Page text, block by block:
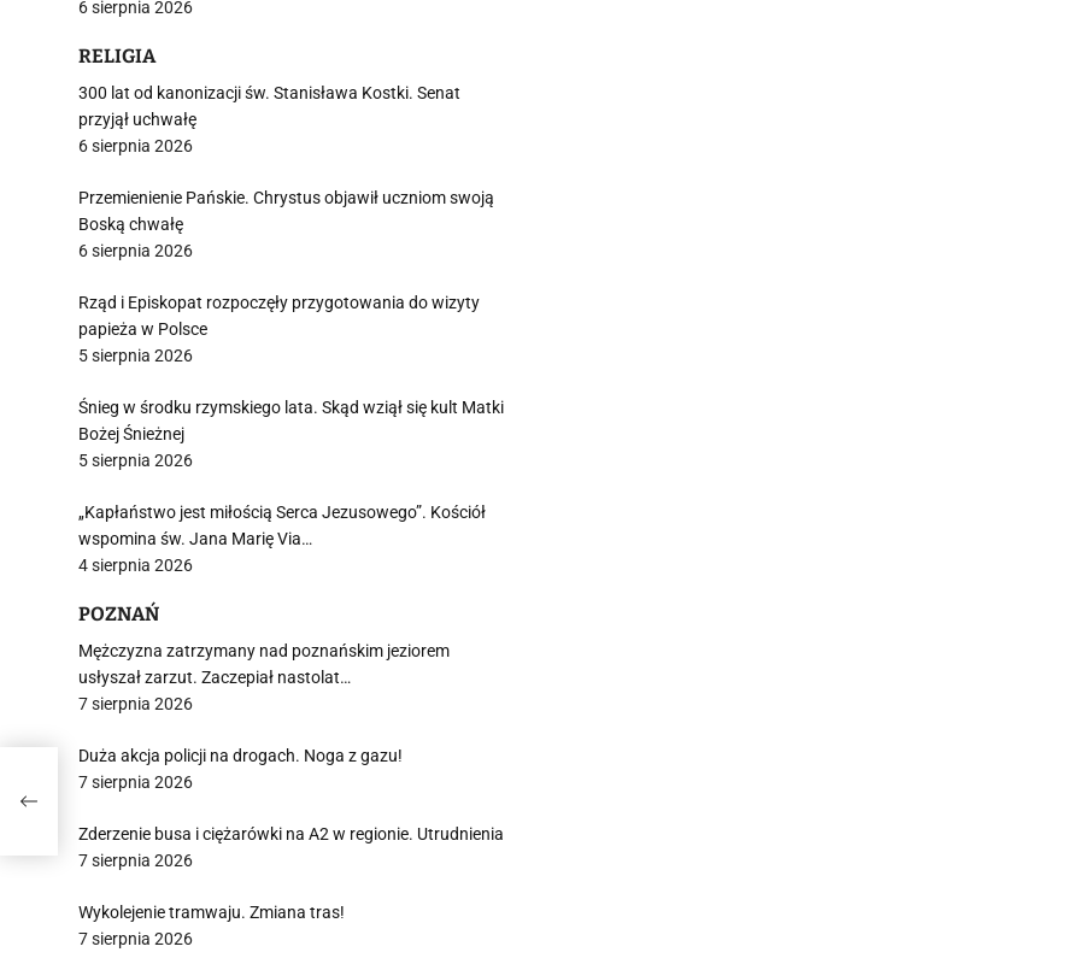
6 sierpnia 2026
RELIGIA
300 lat od kanonizacji św. Stanisława Kostki. Senat
przyjął uchwałę
6 sierpnia 2026
Przemienienie Pańskie. Chrystus objawił uczniom swoją
Boską chwałę
6 sierpnia 2026
Rząd i Episkopat rozpoczęły przygotowania do wizyty
papieża w Polsce
5 sierpnia 2026
Śnieg w środku rzymskiego lata. Skąd wziął się kult Matki
Bożej Śnieżnej
5 sierpnia 2026
„Kapłaństwo jest miłością Serca Jezusowego”. Kościół
wspomina św. Jana Marię Via…
4 sierpnia 2026
POZNAŃ
Mężczyzna zatrzymany nad poznańskim jeziorem
usłyszał zarzut. Zaczepiał nastolat…
7 sierpnia 2026
Duża akcja policji na drogach. Noga z gazu!
7 sierpnia 2026
Zderzenie busa i ciężarówki na A2 w regionie. Utrudnienia
7 sierpnia 2026
Wykolejenie tramwaju. Zmiana tras!
7 sierpnia 2026